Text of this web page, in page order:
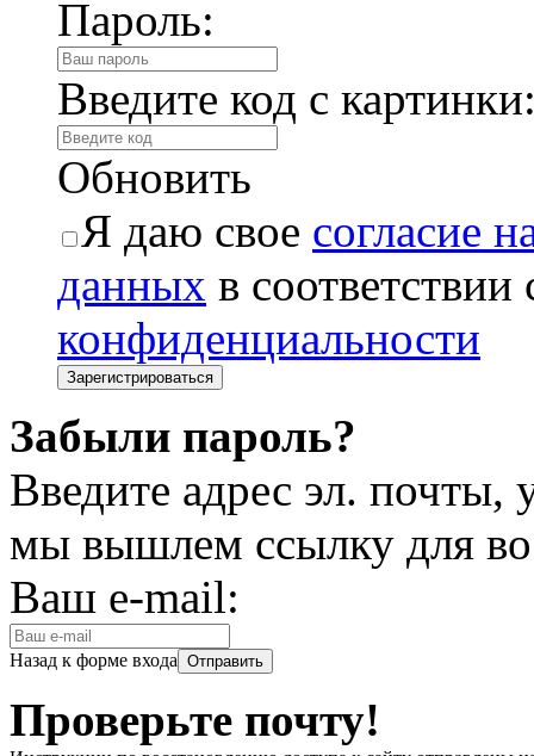
Пароль:
Введите код с
Обновить
Я даю свое согласие
данных в соответствии
конфиденциальности
Забыли пароль?
Введите адрес эл. почты,
мы вышлем ссылку для
Ваш e-mail:
Назад к форме входа
Проверьте почту!